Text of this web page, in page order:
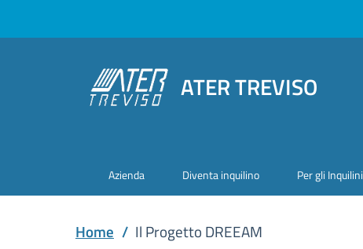
ATER TREVISO
Azienda Diventa inquilino Per gli Inquilini
Home / Il Progetto DREEAM